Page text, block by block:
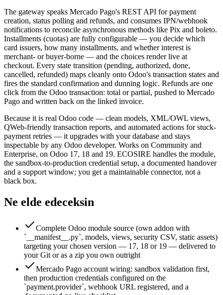
The gateway speaks Mercado Pago's REST API for payment
creation, status polling and refunds, and consumes IPN/webhook
notifications to reconcile asynchronous methods like Pix and boleto.
Installments (cuotas) are fully configurable — you decide which
card issuers, how many installments, and whether interest is
merchant- or buyer-borne — and the choices render live at
checkout. Every state transition (pending, authorized, done,
cancelled, refunded) maps cleanly onto Odoo's transaction states and
fires the standard confirmation and dunning logic. Refunds are one
click from the Odoo transaction: total or partial, pushed to Mercado
Pago and written back on the linked invoice.
Because it is real Odoo code — clean models, XML/OWL views,
QWeb-friendly transaction reports, and automated actions for stuck-
payment retries — it upgrades with your database and stays
inspectable by any Odoo developer. Works on Community and
Enterprise, on Odoo 17, 18 and 19. ECOSIRE handles the module,
the sandbox-to-production credential setup, a documented handover
and a support window; you get a maintainable connector, not a
black box.
Ne elde edeceksin
Complete Odoo module source (own addon with
`__manifest__.py`, models, views, security CSV, static assets)
targeting your chosen version — 17, 18 or 19 — delivered to
your Git or as a zip you own outright
Mercado Pago account wiring: sandbox validation first,
then production credentials configured on the
`payment.provider`, webhook URL registered, and a